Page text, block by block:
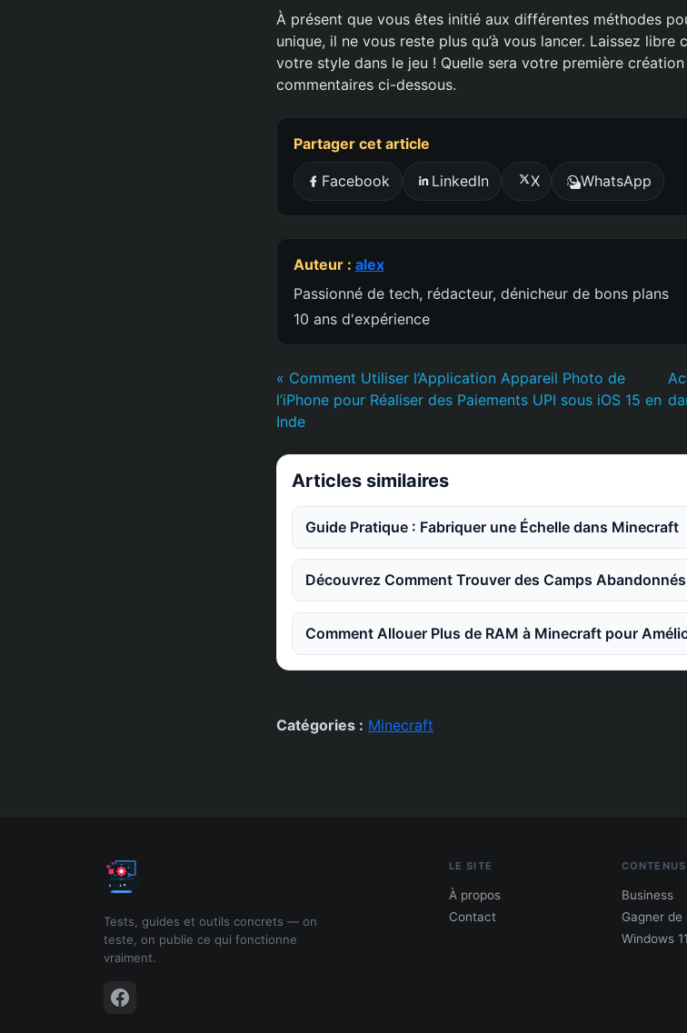
À présent que vous êtes initié aux différentes méthodes
unique, il ne vous reste plus qu’à vous lancer. Laissez
votre style dans le jeu ! Quelle sera votre première
commentaires ci-dessous.
Partager cet article
Facebook LinkedIn X WhatsApp
Auteur : alex
Passionné de tech, rédacteur, dénicheur de bons plans
10 ans d'expérience
« Comment Utiliser l’Application Appareil Photo de
l’iPhone pour Réaliser des Paiements UPI sous iOS 15 en
Inde
Articles similaires
Guide Pratique : Fabriquer une Échelle dans Minecraft
Découvrez Comment Trouver des Camps
Comment Allouer Plus de RAM à Minecraft pour
Catégories : Minecraft
Tests, guides et outils concrets — on
teste, on publie ce qui fonctionne
vraiment.
LE SITE
À propos
Contact
CONTENUS
Business
Gagner de
Windows 11